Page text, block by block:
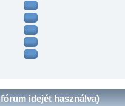
idejét használva)